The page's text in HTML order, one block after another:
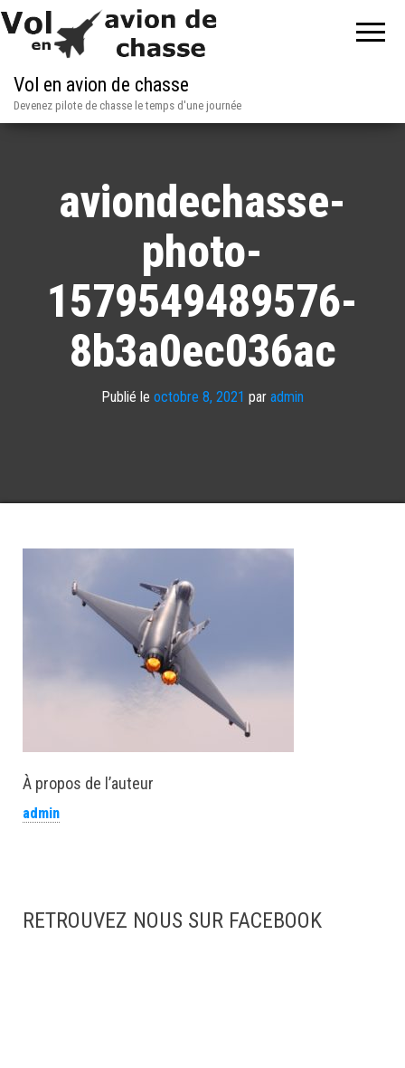
Vol en avion de chasse
Devenez pilote de chasse le temps d'une journée
aviondechasse-
photo-
1579549489576-
8b3a0ec036ac
Publié le octobre 8, 2021 par admin
À propos de l’auteur
admin
RETROUVEZ NOUS SUR FACEBOOK